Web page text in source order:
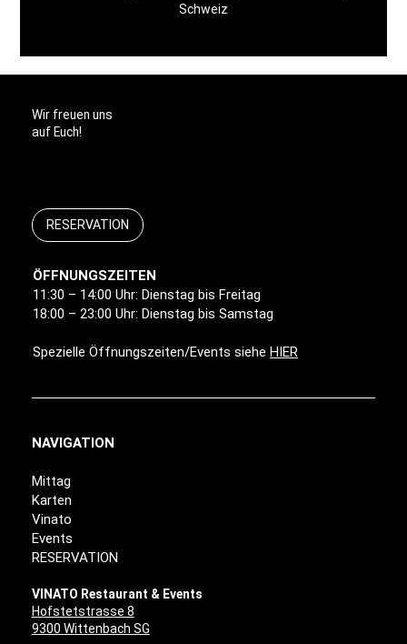
Schweiz
Wir freuen uns
auf Euch!
RESERVATION
ÖFFNUNGSZEITEN
11:30 – 14:00 Uhr: Dienstag bis Freitag
18:00 – 23:00 Uhr: Dienstag bis Samstag
Spezielle Öffnungszeiten/Events siehe HIER
VINATO Restaurant & Events
Hofstetstrasse 8
9300 Wittenbach SG
NAVIGATION
Mittag
Karten
Vinato
Events
RESERVATION